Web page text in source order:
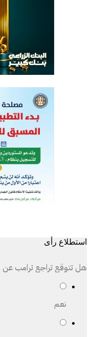
استطلاع رأى
هل تتوقع تراجع ترامب عن
نعم